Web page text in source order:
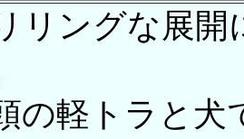
リングな展開
の軽トラと犬